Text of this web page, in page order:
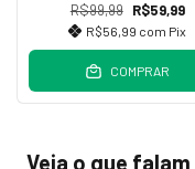
R$99,99 R$59,99
R$56,99 com Pix
COMPRAR
Veja o que